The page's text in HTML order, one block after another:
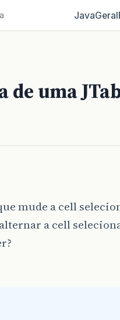
JavaGeral
de uma
mude a cell
a cell